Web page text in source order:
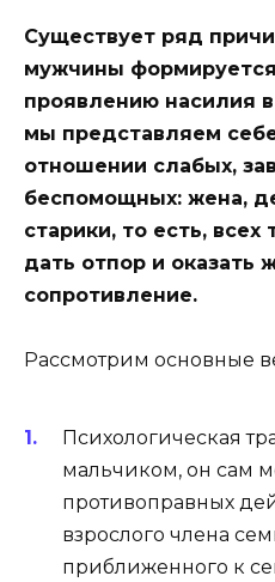
Существует ряд
мужчины
проявлению насилия
мы представляем
отношении слабых,
беспомощных: жена,
старики, то есть,
дать отпор и оказать
сопротивление.
Рассмотрим основные
Психологическая
мальчиком, он сам
противоправных
взрослого члена
приближенного к